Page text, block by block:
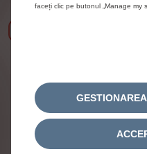
Noul
faceți clic pe butonul „Manage my